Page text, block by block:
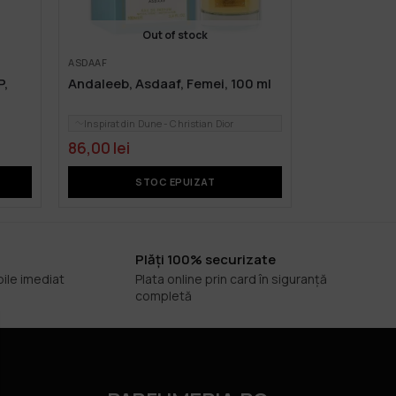
Out of stock
ASDAAF
Andaleeb, Asdaaf, Femei, 100 ml
Inspirat din Dune - Christian Dior
86,00 lei
STOC EPUIZAT
imediat
Plăți 100% securizate
Plata online prin card în siguranță
completă